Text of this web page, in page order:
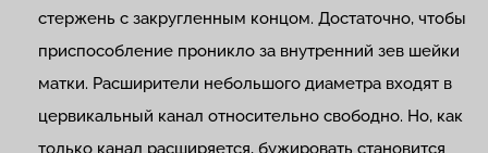
стержень с закругленным концом. Достаточно, чтобы
приспособление проникло за внутренний зев шейки
матки. Расширители небольшого диаметра входят в
цервикальный канал относительно свободно. Но, как
только канал расширяется, бужировать становится